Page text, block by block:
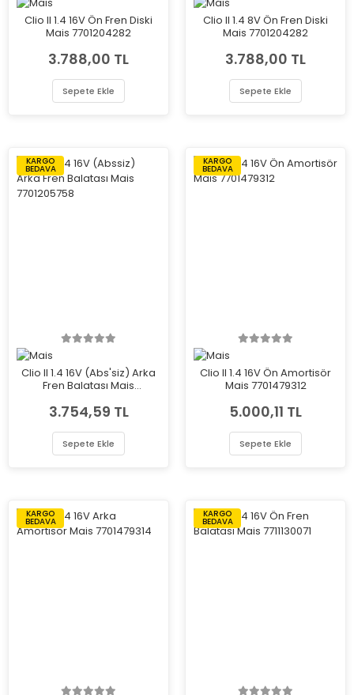
Clio II 1.4 16V Ön Fren Diski
Mais 7701204282
3.788,00 TL
Sepete Ekle
Clio II 1.4 8V Ön Fren Diski
Mais 7701204282
3.788,00 TL
Sepete Ekle
KARGO
BEDAVA
Clio II 1.4 16V (Abs'siz) Arka
Fren Balatası Mais
3.754,59 TL
Sepete Ekle
KARGO
BEDAVA
Clio II 1.4 16V Ön Amortisör
Mais 7701479312
5.000,11 TL
Sepete Ekle
KARGO
BEDAVA
KARGO
BEDAVA